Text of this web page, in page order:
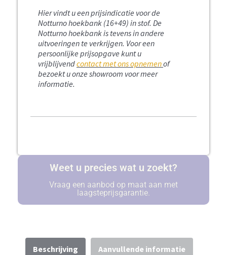
Hier vindt u een prijsindicatie voor de
Notturno hoekbank (16+49) in stof. De
Notturno hoekbank is tevens in andere
uitvoeringen te verkrijgen. Voor een
persoonlijke prijsopgave kunt u
vrijblijvendcontact met ons opnemenof
bezoekt u onze showroom voor meer
informatie.
Weet u precies wat u zoekt?
Vraag een aanbod op maat aan met
laagsteprijsgarantie.
Beschrijving Aanvullende informatie